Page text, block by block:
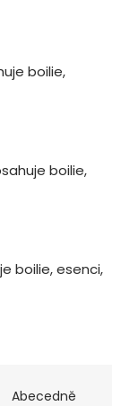
boilie,
boilie,
boilie, esenci,
Abecedně